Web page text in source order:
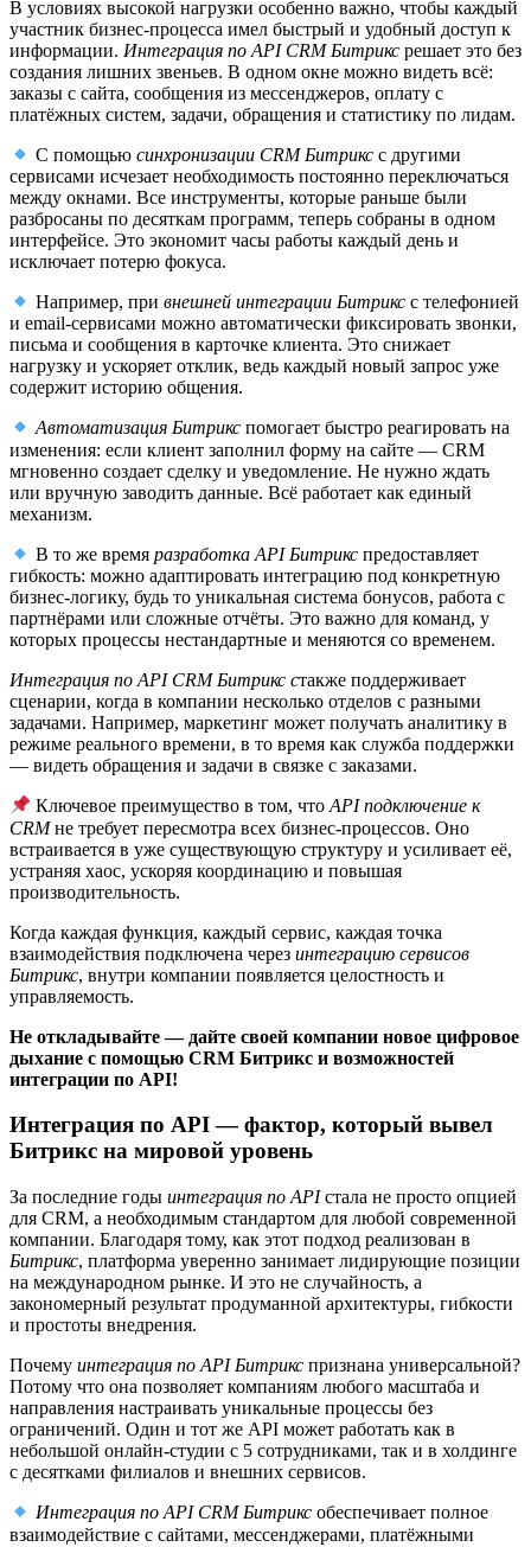
В условиях высокой нагрузки особенно важно, чтобы каждый
участник бизнес-процесса имел быстрый и удобный доступ к
информации. Интеграция по API CRM Битрикс решает это без
создания лишних звеньев. В одном окне можно видеть всё:
заказы с сайта, сообщения из мессенджеров, оплату с
платёжных систем, задачи, обращения и статистику по лидам.
С помощьюсинхронизации CRM Битрикс с другими
сервисами исчезает необходимость постоянно переключаться
между окнами. Все инструменты, которые раньше были
разбросаны по десяткам программ, теперь собраны в одном
интерфейсе. Это экономит часы работы каждый день и
исключает потерю фокуса.
Например, привнешней интеграции Битрикс с телефонией
и email-сервисами можно автоматически фиксировать звонки,
письма и сообщения в карточке клиента. Это снижает
нагрузку и ускоряет отклик, ведь каждый новый запрос уже
содержит историю общения.
Автоматизация Битрикспомогает быстро реагировать на
изменения: если клиент заполнил форму на сайте — CRM
мгновенно создает сделку и уведомление. Не нужно ждать
или вручную заводить данные. Всё работает как единый
механизм.
В то же времяразработка API Битрикс предоставляет
гибкость: можно адаптировать интеграцию под конкретную
бизнес-логику, будь то уникальная система бонусов, работа с
партнёрами или сложные отчёты. Это важно для команд, у
которых процессы нестандартные и меняются со временем.
Интеграция по API CRM Битрикс стакже поддерживает
сценарии, когда в компании несколько отделов с разными
задачами. Например, маркетинг может получать аналитику в
режиме реального времени, в то время как служба поддержки
— видеть обращения и задачи в связке с заказами.
Ключевое преимущество в том, чтоAPI подключение к
CRMне требует пересмотра всех бизнес-процессов. Оно
встраивается в уже существующую структуру и усиливает её,
устраняя хаос, ускоряя координацию и повышая
производительность.
Когда каждая функция, каждый сервис, каждая точка
взаимодействия подключена через интеграцию сервисов
Битрикс, внутри компании появляется целостность и
управляемость.
Не откладывайте — дайте своей компании новое цифровое
дыхание с помощью CRM Битрикс и возможностей
интеграции по API!
Интеграция по API — фактор, который вывел
Битрикс на мировой уровень
За последние годы интеграция по APIстала не просто опцией
для CRM, а необходимым стандартом для любой современной
компании. Благодаря тому, как этот подход реализован в
Битрикс, платформа уверенно занимает лидирующие позиции
на международном рынке. И это не случайность, а
закономерный результат продуманной архитектуры, гибкости
и простоты внедрения.
Почему интеграция по API Битрикс признана универсальной?
Потому что она позволяет компаниям любого масштаба и
направления настраивать уникальные процессы без
ограничений. Один и тот же API может работать как в
небольшой онлайн-студии с 5 сотрудниками, так и в холдинге
с десятками филиалов и внешних сервисов.
Интеграция по API CRM Битрикс обеспечивает полное
взаимодействие с сайтами, мессенджерами, платёжными